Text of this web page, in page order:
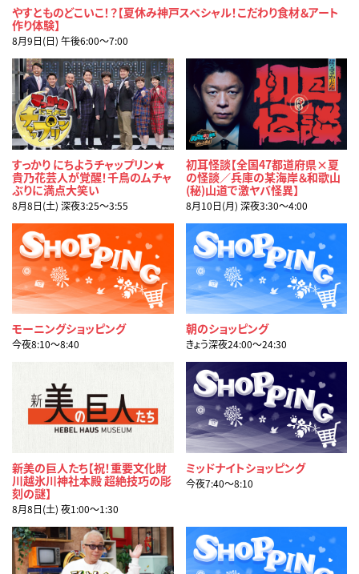
やすとものどこいこ！？【夏休み神戸スペシャル！こだわり食材＆アート
作り体験】
8月9日(日) 午後6:00〜7:00
すっかり にちようチャップリン★
貴乃花芸人が覚醒！千鳥のムチャ
ぶりに満点大笑い
8月8日(土) 深夜3:25〜3:55
初耳怪談【全国47都道府県×夏
の怪談／兵庫の某海岸＆和歌山
(秘)山道で激ヤバ怪異】
8月10日(月) 深夜3:30〜4:00
モーニングショッピング
今夜8:10〜8:40
朝のショッピング
きょう深夜24:00〜24:30
新美の巨人たち【祝！重要文化財
川越氷川神社本殿 超絶技巧の彫
刻の謎】
8月8日(土) 夜1:00〜1:30
ミッドナイトショッピング
今夜7:40〜8:10